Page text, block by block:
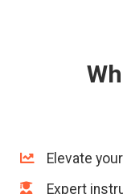
Elevate
Expert